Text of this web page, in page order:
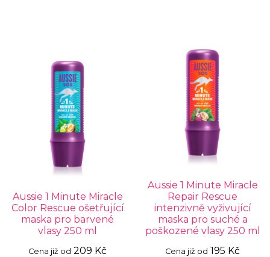
Aussie 1 Minute Miracle
Color Rescue ošetřující
maska pro barvené
vlasy 250 ml
Cena již od 209 Kč
Aussie 1 Minute Miracle
Repair Rescue
intenzivně vyživující
maska pro suché a
poškozené vlasy 250 ml
Cena již od 195 Kč